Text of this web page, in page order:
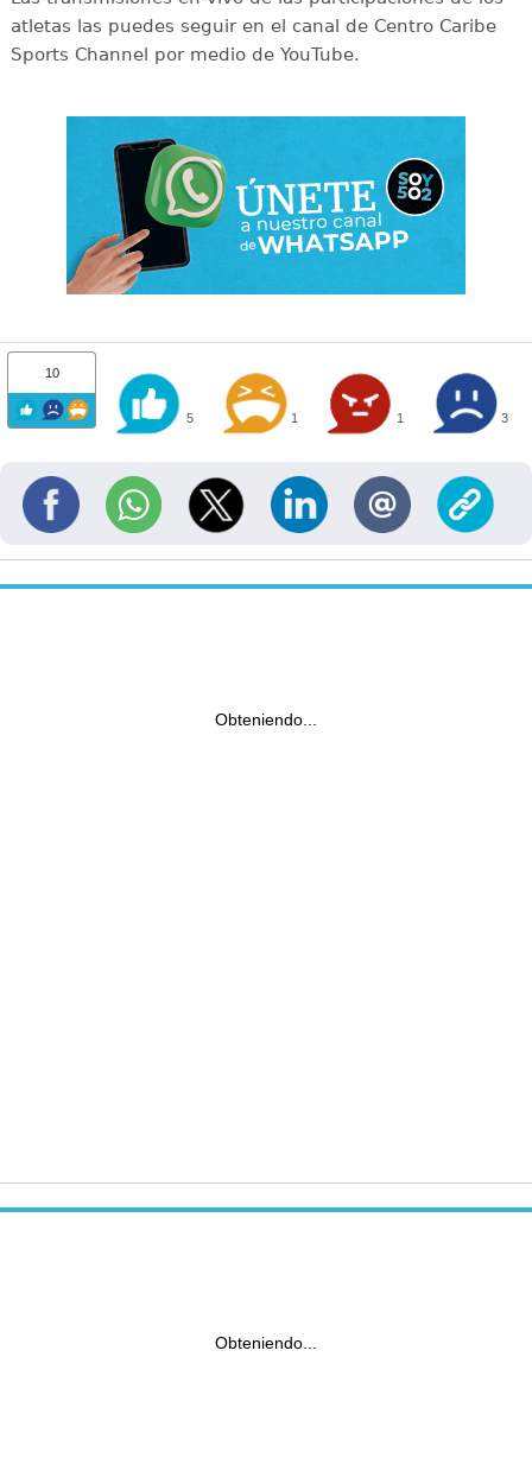
atletas las puedes seguir en el canal de Centro Caribe
Sports Channel por medio de YouTube.
10
5 1 1 3
Obteniendo...
Obteniendo...